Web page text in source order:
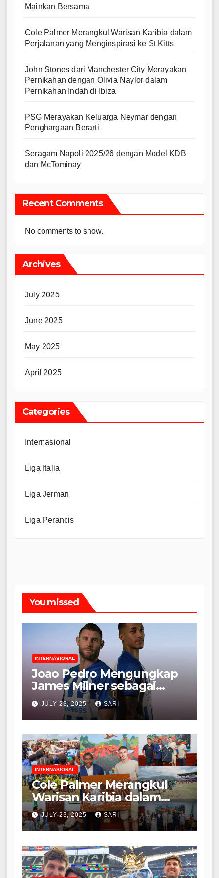
Mainkan Bersama
Cole Palmer Merangkul Warisan Karibia dalam
Perjalanan yang Menginspirasi ke St Kitts
John Stones dari Manchester City Merayakan
Pernikahan dengan Olivia Naylor dalam
Pernikahan Indah di Ibiza
PSG Merayakan Keluarga Neymar dengan
Penghargaan Berarti
Seragam Napoli 2025/26 dengan Model KDB
dan McTominay
Recent Comments
No comments to show.
Archives
July 2025
June 2025
May 2025
April 2025
Categories
Internasional
Liga Italia
Liga Jerman
Liga Perancis
You missed
INTERNASIONAL
Joao Pedro Mengungkap
James Milner sebagai
Pemain Terbaik yang
Pernah Dia Mainkan
Bersama
JULY 23, 2025 SARI
INTERNASIONAL
Cole Palmer Merangkul
Warisan Karibia dalam
Perjalanan yang
Menginspirasi ke St Kitts
JULY 23, 2025 SARI